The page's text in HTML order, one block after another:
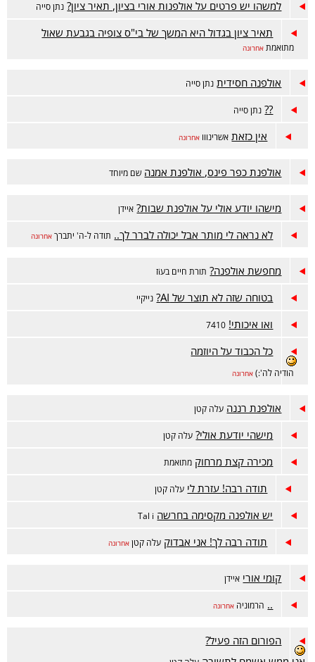
למשהו יש פרטים על אולפנות אורי בציון, תאיר ציון? נתן סייה
תאיר ציון בגדול היא המשך של בי"ס צופיה בגבעת שאול
מתואמת אחרונה
אולפנה חסידית נתן סייה
?? נתן סייה
אין כזאת אשרינווו אחרונה
אולפנת כפר פינס, אולפנת אמנה שם מיוחד
מישהו יודע אולי על אולפנת שבות? איידן
לא נראה לי מותר אבל יכולה לברר לך.. תודה ל-ה' יתברך אחרונה
מחפשת אולפנה? תורת חיים בעiז
בטוחה שזה לא תוצר של AI? נייקיי
ואו איכותי! 7410
כל הכבוד על היוזמה
הודיה לה':) אחרונה
אולפנת רננה עלה קטן
מישהי יודעת אולי? עלה קטן
מכירה קצת מרחוק מתואמת
תודה רבה! עזרת לי עלה קטן
יש אולפנה מקסימה בחרשה Tal i
תודה רבה לך! אני אבדוק עלה קטן אחרונה
קומי אורי איידן
.. הרמוניה אחרונה
הפורום הזה פעיל?